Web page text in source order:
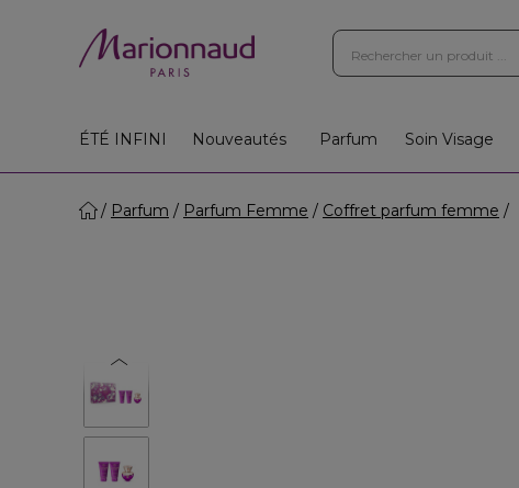
ÉTÉ INFINI Nouveautés Parfum Soin Visage
Parfum Parfum Femme Coffret parfum femme